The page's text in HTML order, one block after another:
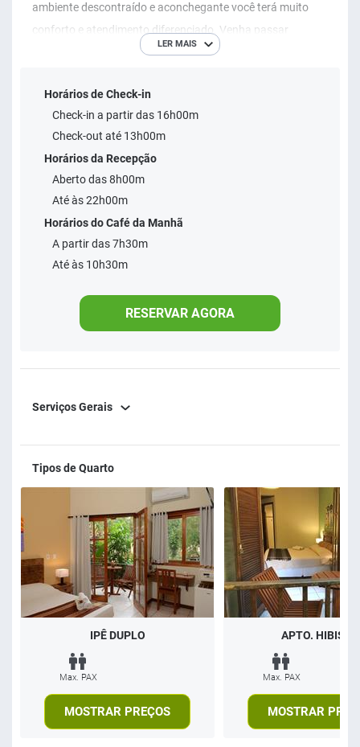
ambiente descontraído e aconchegante você terá muito
conforto e atendimento diferenciado. Venha passar
momentos inesquecíveis conosco. Aptos. amplos e
LER MAIS
Horários de Check-in
Check-in a partir das 16h00m
Check-out até 13h00m
Horários da Recepção
Aberto das 8h00m
Até às 22h00m
Horários do Café da Manhã
A partir das 7h30m
Até às 10h30m
RESERVAR AGORA
Serviços Gerais
Tipos de Quarto
IPÊ DUPLO
Max. PAX
MOSTRAR PREÇOS
APTO. HIBISCO
Max. PAX
MOSTRAR